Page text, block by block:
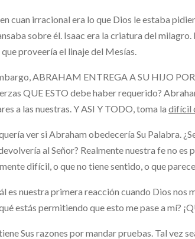
cuan irracional era lo que Dios le estaba
sobre él. Isaac era la criatura del milagro.
que proveería el linaje del Mesías.
ABRAHAM ENTREGA A SU HIJO
QUE ESTO debe haber requerido?
a las nuestras. Y ASI Y TODO, toma la difícil
ver si Abraham obedecería Su Palabra.
al Señor? Realmente nuestra fe no
difícil, o que no tiene sentido, o que
es nuestra primera reacción cuando Dios nos
estás permitiendo que esto me pase a mí?
Sus razones por mandar pruebas. Tal vez